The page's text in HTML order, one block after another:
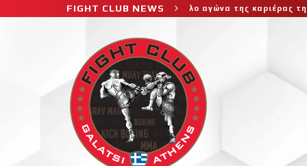
FIGHT CLUB NEWS
μεγαλύτερο και πιο δύσκολο αγώνα της καριέρας της,